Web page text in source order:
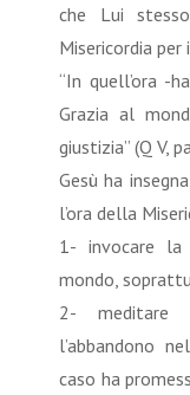
che Lui
Misericordia per
“In quell’ora -
Grazia al
giustizia” (Q V,
Gesù ha
l’ora della
1- invocare
mondo,
2- meditare
l’abbandono
caso ha